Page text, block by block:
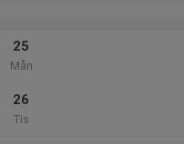
25
Mån
26
Tis